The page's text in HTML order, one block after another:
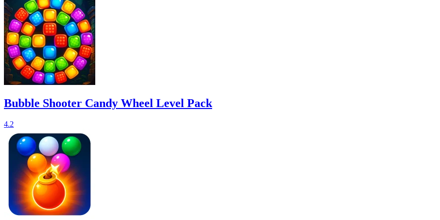
Bubble Shooter Candy Wheel Level Pack
4.2